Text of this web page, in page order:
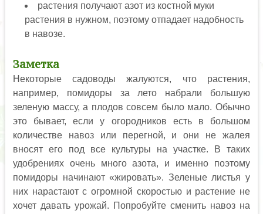
растения получают азот из костной муки
растения в нужном, поэтому отпадает надобность
в навозе.
Заметка
Некоторые садоводы жалуются, что растения,
например, помидоры за лето набрали большую
зеленую массу, а плодов совсем было мало. Обычно
это бывает, если у огородников есть в большом
количестве навоз или перегной, и они не жалея
вносят его под все культуры на участке. В таких
удобрениях очень много азота, и именно поэтому
помидоры начинают «жировать». Зеленые листья у
них нарастают с огромной скоростью и растение не
хочет давать урожай. Попробуйте сменить навоз на